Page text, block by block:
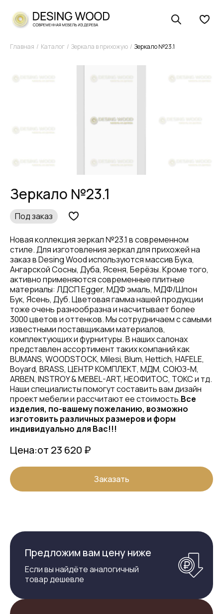
Главная Каталог Зеркала в прихожую Зеркало №23.1
Зеркало №23.1
Под заказ
Новая коллекция зеркал №23.1 в современном
стиле. Для изготовления зеркал для прихожей на
заказ в Desing Wood используются массив Бука,
Ангарской Сосны, Дуба, Ясеня, Берёзы. Кроме того,
активно применяются современные плитные
материалы: ЛДСП Egger, МДФ эмаль, МДФ/Шпон
Бук, Ясень, Дуб. Цветовая гамма нашей продукции
тоже очень разнообразна и насчитывает более
3000 цветов и оттенков. Мы сотрудничаем с самыми
известными поставщиками материалов,
комплектующих и фурнитуры. В наших салонах
представлен ассортимент таких компаний как
BUMANS, WOODSTOCK, Milesi, Blum, Hettich, HAFELE,
Boyard, BRASS, ЦЕНТР КОМПЛЕКТ, МДМ, СОЮЗ-М,
ARBEN, INSTROY & MEBEL-ART, НЕОФИТОС, ТОКС и тд.
Наши специалисты помогут составить вам дизайн
проект мебели и рассчитают ее стоимость.Все
изделия, по-вашему пожеланию, возможно
изготовить различных размеров и форм
индивидуально для Вас!!!
Цена:от 23 620 ₽
Заказать
Предложим вам цену ниже
Если вы найдёте аналогичный
товар дешевле